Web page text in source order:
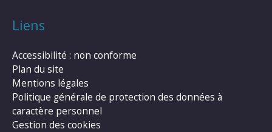
Liens
Accessibilité : non conforme
Plan du site
Mentions légales
Politique générale de protection des données à
caractère personnel
Gestion des cookies